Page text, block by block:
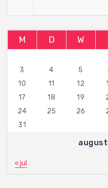
M D W
3
4 5
10
11 12
17
18 19
24
25 26
31
« jul